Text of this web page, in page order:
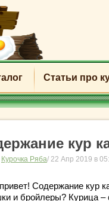
Статьи про
кур
Курочка Ряба/ 22 Апр 2019 в
Содержание кур
и бройлеры? Курица